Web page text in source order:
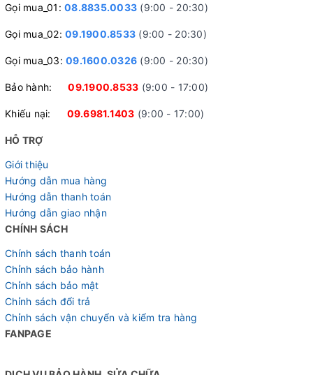
Tay đề SHIMING linh hoạt
Gọi mua_01: 08.8835.0033 (9:00 - 20:30)
Gọi mua_02: 09.1900.8533 (9:00 - 20:30)
Gọi mua_03: 09.1600.0326 (9:00 - 20:30)
Bảo hành:09.1900.8533 (9:00 - 17:00)
Khiếu nại: 09.6981.1403 (9:00 - 17:00)
HỖ TRỢ
Giới thiệu
Hướng dẫn mua hàng
Hướng dẫn thanh toán
Hướng dẫn giao nhận
CHÍNH SÁCH
Chính sách thanh toán
Chỉnh sách bảo hành
Chỉnh sách bảo mật
Chỉnh sách đổi trả
Chỉnh sách vận chuyển và kiểm tra hàng
FANPAGE